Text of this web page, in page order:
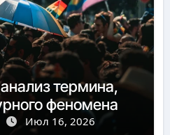
термина,
феномена
Июл 16, 2026